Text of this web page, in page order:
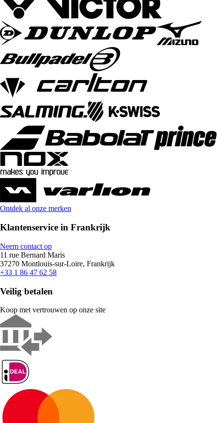
Ontdek al onze merken
Klantenservice in Frankrijk
Neem contact op
11 rue Bernard Maris
37270 Montlouis-sur-Loire, Frankrijk
+33 1 86 47 62 58
Veilig betalen
Koop met vertrouwen op onze site